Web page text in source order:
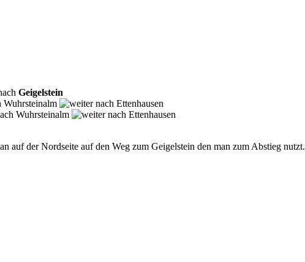
Geigelstein
Wuhrsteinalm
Ettenhausen
Wuhrsteinalm
Ettenhausen
auf der Nordseite auf den Weg zum Geigelstein den man zum Abstieg nutzt.